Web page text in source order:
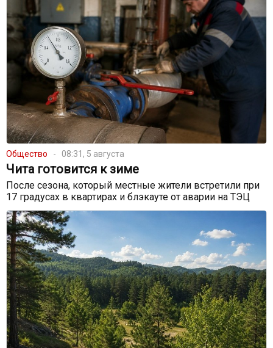
Общество 08:31, 5 августа
Чита готовится к зиме
После сезона, который местные жители встретили при
17 градусах в квартирах и блэкауте от аварии на ТЭЦ